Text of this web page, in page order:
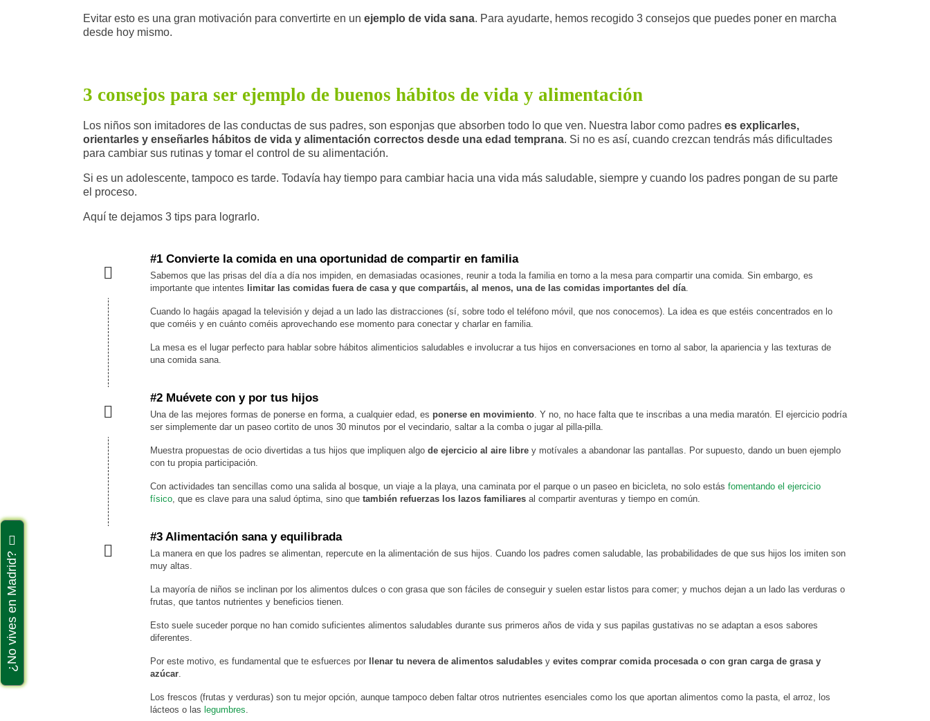
Evitar esto es una gran motivación para convertirte en un ejemplo de vida sana. Para ayudarte, hemos recogido 3 consejos que puedes poner en marcha
desde hoy mismo.
3 consejos para ser ejemplo de buenos hábitos de vida y alimentación
Los niños son imitadores de las conductas de sus padres, son esponjas que absorben todo lo que ven. Nuestra labor como padres es explicarles,
orientarles y enseñarles hábitos de vida y alimentación correctos desde una edad temprana. Si no es así, cuando crezcan tendrás más dificultades
para cambiar sus rutinas y tomar el control de su alimentación.
Si es un adolescente, tampoco es tarde. Todavía hay tiempo para cambiar hacia una vida más saludable, siempre y cuando los padres pongan de su parte
el proceso.
Aquí te dejamos 3 tips para lograrlo.
#1 Convierte la comida en una oportunidad de compartir en familia
Sabemos que las prisas del día a día nos impiden, en demasiadas ocasiones, reunir a toda la familia en torno a la mesa para compartir una comida. Sin embargo, es
importante que intentes
limitar las comidas fuera de casa y que compartáis, al menos, una de las comidas importantes del día.
Cuando lo hagáis apagad la televisión y dejad a un lado las distracciones (sí, sobre todo el teléfono móvil, que nos conocemos). La idea es que estéis concentrados en lo
que coméis y en cuánto coméis aprovechando ese momento para conectar y charlar en familia.
La mesa es el lugar perfecto para hablar sobre hábitos alimenticios saludables e involucrar a tus hijos en conversaciones en torno al sabor, la apariencia y las texturas de
una comida sana.
#2 Muévete con y por tus hijos
Una de las mejores formas de ponerse en forma, a cualquier edad, es ponerse en movimiento. Y no, no hace falta que te inscribas a una media maratón. El ejercicio podría
ser simplemente dar un paseo cortito de unos 30 minutos por el vecindario, saltar a la comba o jugar al pilla-pilla.
Muestra propuestas de ocio divertidas a tus hijos que impliquen algo de ejercicio al aire librey motívales a abandonar las pantallas. Por supuesto, dando un buen ejemplo
con tu propia participación.
Con actividades tan sencillas como una salida al bosque, un viaje a la playa, una caminata por el parque o un paseo en bicicleta, no solo estás fomentando el ejercicio
físico, que es clave para una salud óptima, sino que también refuerzas los lazos familiares al compartir aventuras y tiempo en común.
#3 Alimentación sana y equilibrada
La manera en que los padres se alimentan, repercute en la alimentación de sus hijos. Cuando los padres comen saludable, las probabilidades de que sus hijos los imiten son
muy altas.
La mayoría de niños se inclinan por los alimentos dulces o con grasa que son fáciles de conseguir y suelen estar listos para comer; y muchos dejan a un lado las verduras o
frutas, que tantos nutrientes y beneficios tienen.
Esto suele suceder porque no han comido suficientes alimentos saludables durante sus primeros años de vida y sus papilas gustativas no se adaptan a esos sabores
diferentes.
Por este motivo, es fundamental que te esfuerces por llenar tu nevera de alimentos saludablesy evites comprar comida procesada o con gran carga de grasa y
azúcar.
Los frescos (frutas y verduras) son tu mejor opción, aunque tampoco deben faltar otros nutrientes esenciales como los que aportan alimentos como la pasta, el arroz, los
lácteos o las legumbres
¿No vives en Madrid?